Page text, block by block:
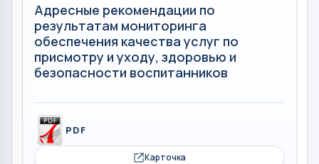
Адресные рекомендации по
результатам мониторинга
обеспечения качества услуг по
присмотру и уходу, здоровью и
безопасности воспитанников
PDF
Карточка